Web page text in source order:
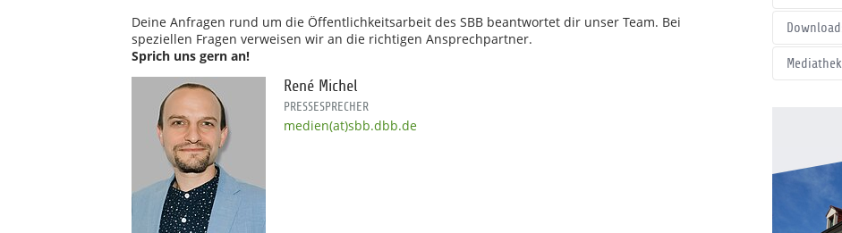
Deine Anfragen rund um die Öffentlichkeitsarbeit des SBB beantwortet dir unser Team. Bei
speziellen Fragen verweisen wir an die richtigen Ansprechpartner.
Sprich uns gern an!
René Michel
PRESSESPRECHER
medien(at)sbb.dbb.de
Mediathek